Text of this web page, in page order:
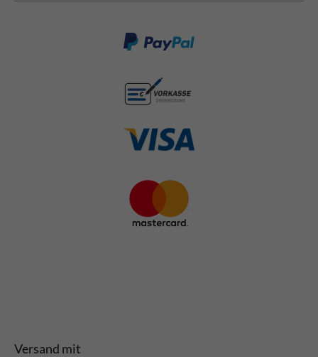
Versand mit